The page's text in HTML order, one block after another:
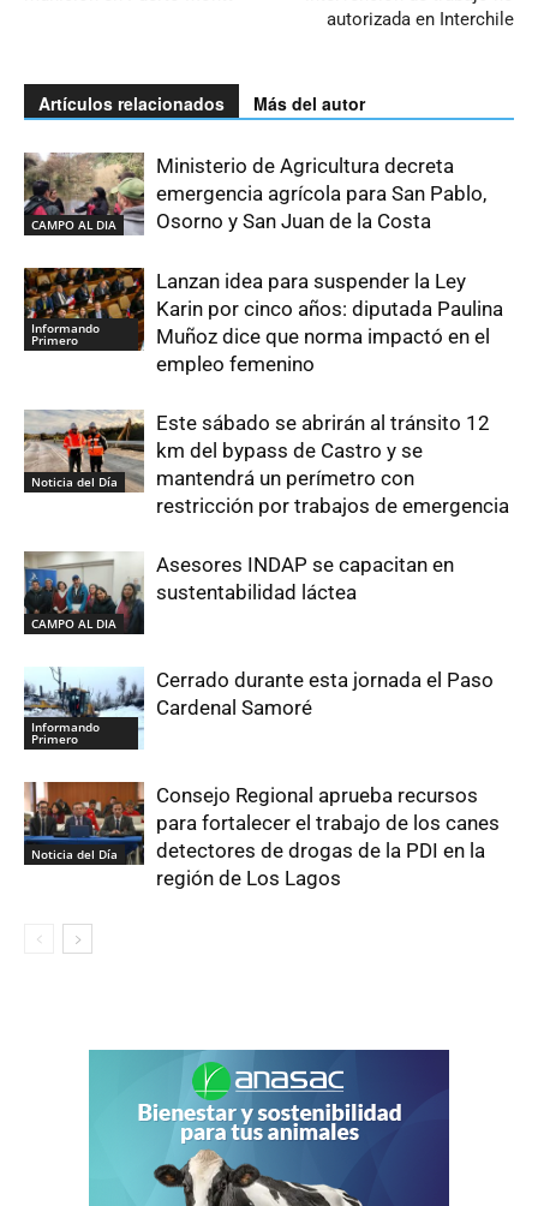
autorizada en Interchile
Artículos relacionados Más del autor
CAMPO AL DIA
Ministerio de Agricultura decreta
emergencia agrícola para San Pablo,
Osorno y San Juan de la Costa
Informando
Primero
Lanzan idea para suspender la Ley
Karin por cinco años: diputada Paulina
Muñoz dice que norma impactó en el
empleo femenino
Noticia del Día
Este sábado se abrirán al tránsito 12
km del bypass de Castro y se
mantendrá un perímetro con
restricción por trabajos de emergencia
CAMPO AL DIA
Asesores INDAP se capacitan en
sustentabilidad láctea
Informando
Primero
Cerrado durante esta jornada el Paso
Cardenal Samoré
Noticia del Día
Consejo Regional aprueba recursos
para fortalecer el trabajo de los canes
detectores de drogas de la PDI en la
región de Los Lagos